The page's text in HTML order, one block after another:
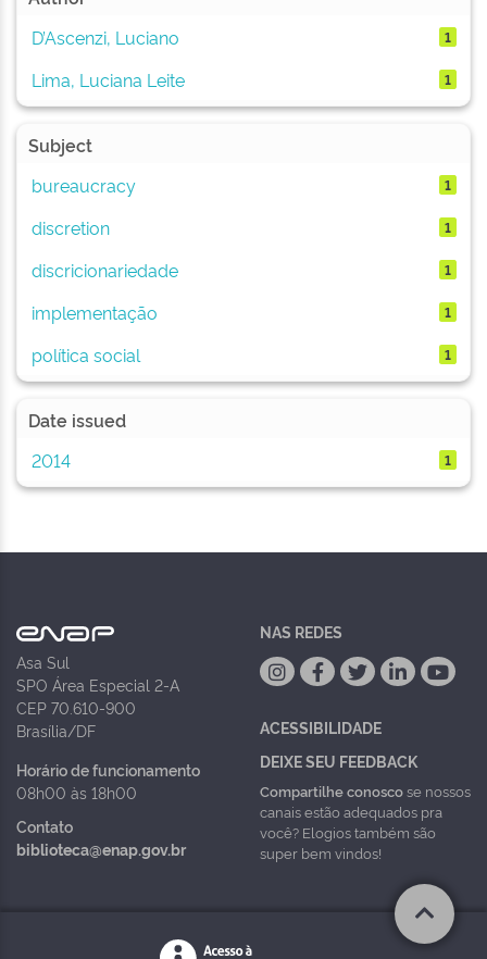
D’Ascenzi, Luciano
1
Lima, Luciana Leite 1
Subject
bureaucracy
1
discretion 1
discricionariedade 1
implementação 1
política social 1
Date issued
2014
1
Asa Sul
SPO Área Especial 2-A
CEP 70.610-900
Brasília/DF
Horário de funcionamento
08h00 às 18h00
Contato
biblioteca@enap.gov.br
NAS REDES
ACESSIBILIDADE
DEIXE SEU FEEDBACK
Compartilhe conoscose nossos
canais estão adequados pra
você? Elogios também são
super bem vindos!